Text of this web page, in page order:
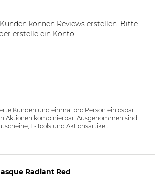
können Reviews erstellen. Bitte
erstelle ein Konto.
Kunden und einmal pro Person einlösbar.
Aktionen kombinierbar. Ausgenommen sind
E-Tools und Aktionsartikel.
Radiant Red